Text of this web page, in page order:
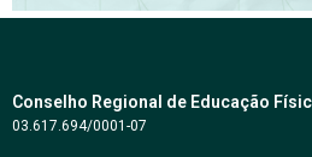
Conselho Regional de Educação
03.617.694/0001-07